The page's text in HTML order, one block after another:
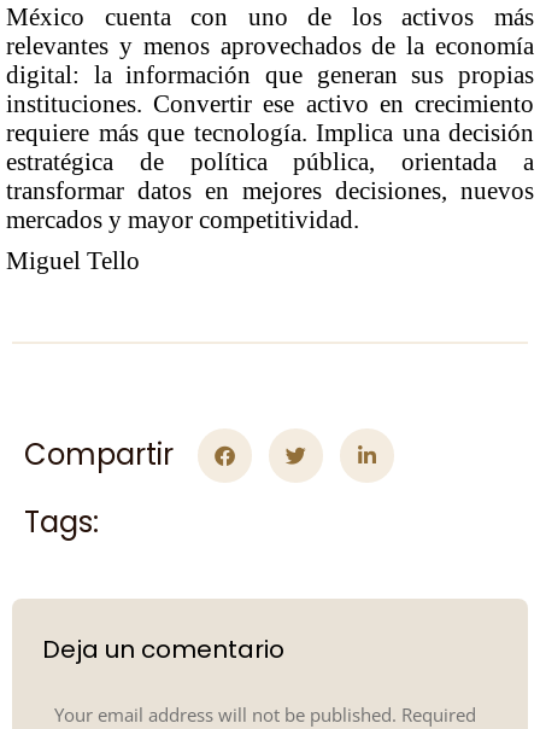
México cuenta con uno de los activos más
relevantes y menos aprovechados de la economía
digital: la información que generan sus propias
instituciones. Convertir ese activo en crecimiento
requiere más que tecnología. Implica una decisión
estratégica de política pública, orientada a
transformar datos en mejores decisiones, nuevos
mercados y mayor competitividad.
Miguel Tello
Compartir
Tags:
Deja un comentario
Your email address will not be published. Required